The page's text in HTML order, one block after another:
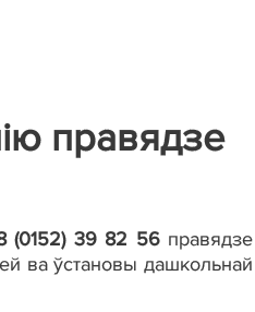
правядзе
(0152) 39 82 56 правядзе
ва ўстановы дашкольнай